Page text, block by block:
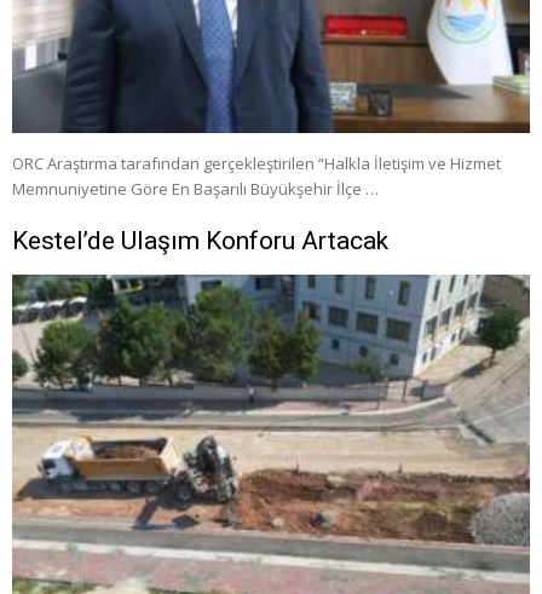
ORC Araştırma tarafından gerçekleştirilen “Halkla İletişim ve Hizmet
Memnuniyetine Göre En Başarılı Büyükşehir İlçe …
Kestel’de Ulaşım Konforu Artacak